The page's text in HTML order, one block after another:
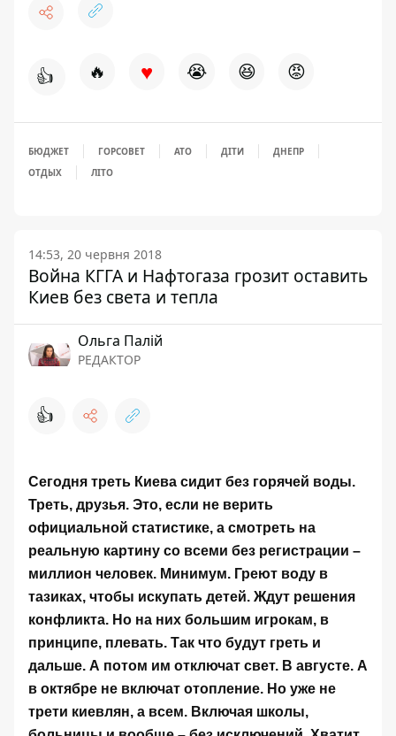
👍 🔥 ♥ 😭 😆 😡
БЮДЖЕТ ГОРСОВЕТ АТО ДІТИ
ДНЕПР
ОТДЫХ
ЛІТО
14:53, 20 червня 2018
Война КГГА и Нафтогаза грозит оставить
Киев без света и тепла
Ольга Палій
РЕДАКТОР
👍
Сегодня треть Киева сидит без горячей воды.
Треть, друзья. Это, если не верить
официальной статистике, а смотреть на
реальную картину со всеми без регистрации –
миллион человек. Минимум. Греют воду в
тазиках, чтобы искупать детей. Ждут решения
конфликта. Но на них большим игрокам, в
принципе, плевать. Так что будут греть и
дальше. А потом им отключат свет. В августе. А
в октябре не включат отопление. Но уже не
трети киевлян, а всем. Включая школы,